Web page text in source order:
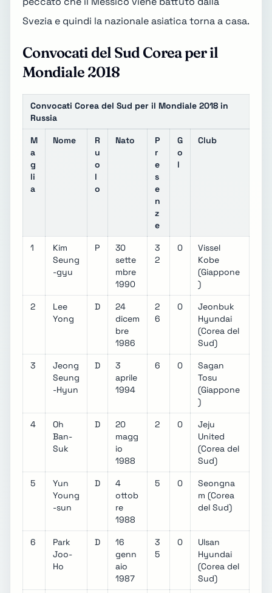
Svezia e quindi la nazionale asiatica torna a casa.
Convocati del Sud Corea per il
Mondiale 2018
Convocati Corea del Sud per il Mondiale 2018 in
Russia
M
a
g
li
a
Nome
R
u
o
l
o
Nato
P
r
e
s
e
n
z
e
G
o
l
Club
1
Kim
Seung
-gyu
P
30
sette
mbre
1990
3
2
0
Vissel
Kobe
(Giappone
)
2
Lee
Yong
D
24
dicem
bre
1986
2
6
0
Jeonbuk
Hyundai
(Corea del
Sud)
3
Jeong
Seung
-Hyun
D
3
aprile
1994
6 0
Sagan
Tosu
(Giappone
)
4
Oh
Ban-
Suk
D
20
magg
io
1988
2 0
Jeju
United
(Corea del
Sud)
5
Yun
Young
-sun
D
4
ottob
re
1988
5 0
Seongna
m (Corea
del Sud)
6
Park
Joo-
Ho
D
16
genn
aio
1987
3
5
0
Ulsan
Hyundai
(Corea del
Sud)